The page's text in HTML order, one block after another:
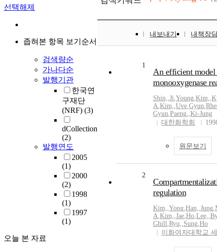
선택해제
좁혀본 항목 보기순서
검색량순
가나다순
발행기관
한국연
구재단
(NRF) (3)
dCollection
(2)
발행연도
2005
(1)
2000
(2)
1998
(1)
1997
(1)
오늘 본 자료
내보내기 내책장
1
An efficient model
monooxygenase
Shin,,Ji,Young,Kim,,
A,Kim,,Uve,Gyun,
Gyun,Paeng,,Ki-Jung
대한화학회
원문보기
2
regulation
Kim,,Yong,Han,,Jung,
A,Kim,,Jae,Ho,Lee,,
Ghill,Ryu,,Sung,Ho
이화여자대학교